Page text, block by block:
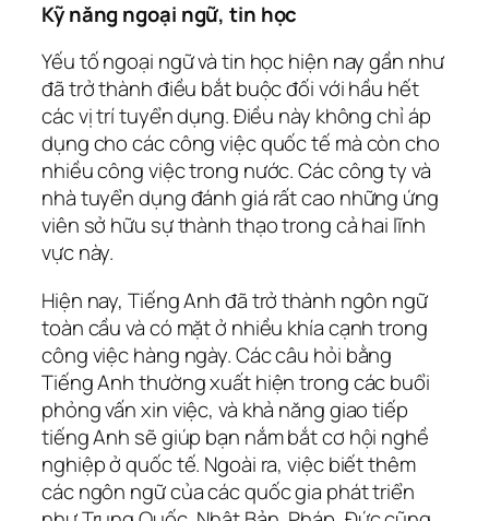
Kỹ năng ngoại ngữ, tin học
Yếu tố ngoại ngữ và tin học hiện nay gần như
đã trở thành điều bắt buộc đối với hầu hết
các vị trí tuyển dụng. Điều này không chỉ áp
dụng cho các công việc quốc tế mà còn cho
nhiều công việc trong nước. Các công ty và
nhà tuyển dụng đánh giá rất cao những ứng
viên sở hữu sự thành thạo trong cả hai lĩnh
vực này.
Hiện nay, Tiếng Anh đã trở thành ngôn ngữ
toàn cầu và có mặt ở nhiều khía cạnh trong
công việc hàng ngày. Các câu hỏi bằng
Tiếng Anh thường xuất hiện trong các buổi
phỏng vấn xin việc, và khả năng giao tiếp
tiếng Anh sẽ giúp bạn nắm bắt cơ hội nghề
nghiệp ở quốc tế. Ngoài ra, việc biết thêm
các ngôn ngữ của các quốc gia phát triển